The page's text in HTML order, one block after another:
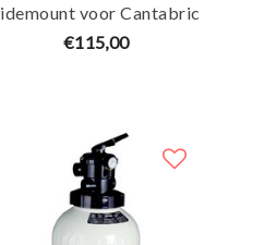
voor Cantabric
zandfilter
€115,00